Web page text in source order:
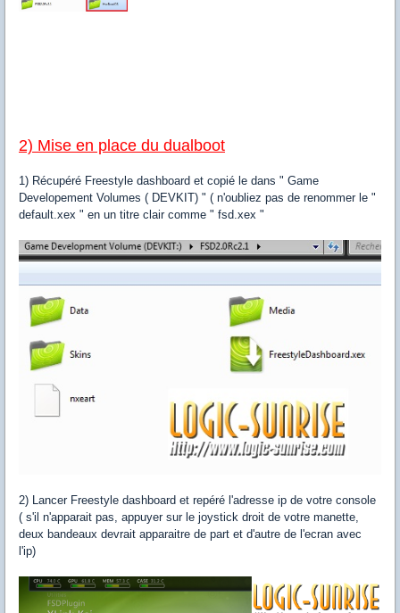
2) Mise en place du dualboot
1) Récupéré Freestyle dashboard et copié le dans " Game
Developement Volumes ( DEVKIT) " ( n'oubliez pas de renommer le "
default.xex " en un titre clair comme " fsd.xex "
2) Lancer Freestyle dashboard et repéré l'adresse ip de votre console
( s'il n'apparait pas, appuyer sur le joystick droit de votre manette,
deux bandeaux devrait apparaitre de part et d'autre de l'ecran avec
l'ip)